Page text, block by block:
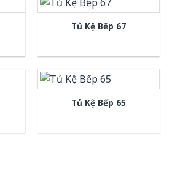
Tủ Kệ Bếp 67
Tủ Kệ Bếp 65